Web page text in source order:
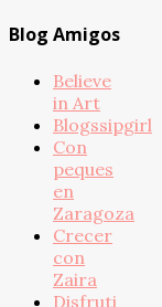
Blog Amigos
Believe
in Art
Blogssipgirl
Con
peques
en
Zaragoza
Crecer
con
Zaira
Disfruti